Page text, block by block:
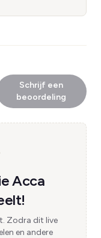
Schrijf een
beoordeling
Acca
Zodra dit live
en andere